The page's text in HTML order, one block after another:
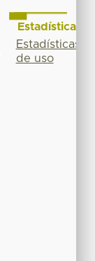
Estadísticas
Estadísticas
de uso